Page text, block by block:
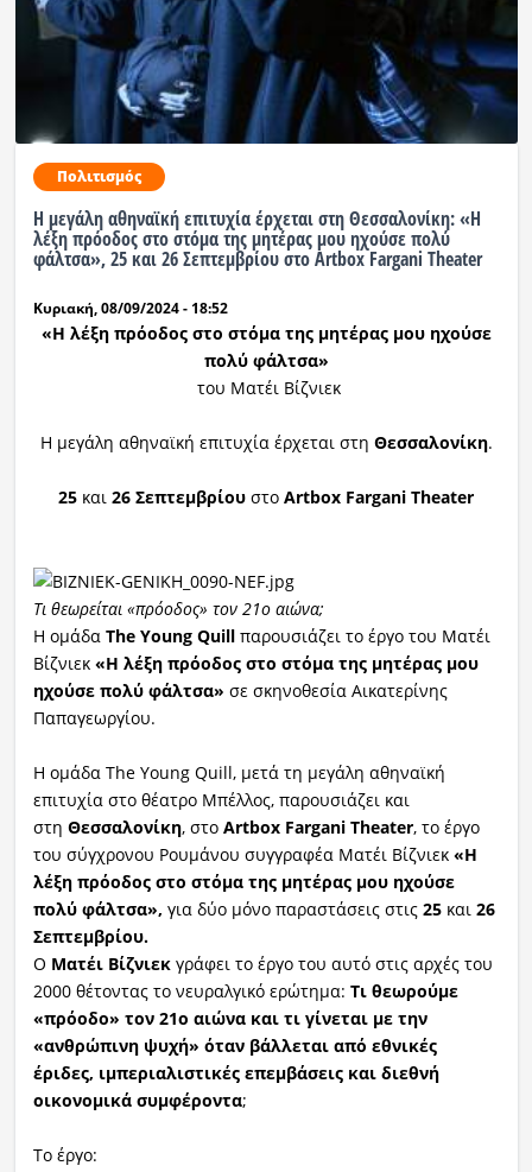
Πολιτισμός
Η μεγάλη αθηναϊκή επιτυχία έρχεται στη Θεσσαλονίκη: «Η
λέξη πρόοδος στο στόμα της μητέρας μου ηχούσε πολύ
φάλτσα», 25 και 26 Σεπτεμβρίου στο Artbox Fargani Theater
Κυριακή, 08/09/2024 - 18:52
«Η λέξη πρόοδος στο στόμα της μητέρας μου ηχούσε
πολύ φάλτσα»
του Ματέι Βίζνιεκ
Η μεγάλη αθηναϊκή επιτυχία έρχεται στη Θεσσαλονίκη.
25 και 26 Σεπτεμβρίου στο Artbox Fargani Theater
Τι θεωρείται «πρόοδος» τον 21ο αιώνα;
H ομάδα The Young Quillπαρουσιάζει το έργο του Ματέι
Βίζνιεκ «Η λέξη πρόοδος στο στόμα της μητέρας μου
ηχούσε πολύ φάλτσα» σε σκηνοθεσία Αικατερίνης
Παπαγεωργίου.
Η ομάδα The Young Quill, μετά τη μεγάλη αθηναϊκή
επιτυχία στο θέατρο Μπέλλος, παρουσιάζει και
στη Θεσσαλονίκη, στο Artbox Fargani Theater, το έργο
του σύγχρονου Ρουμάνου συγγραφέα Ματέι Βίζνιεκ«Η
λέξη πρόοδος στο στόμα της μητέρας μου ηχούσε
πολύ φάλτσα», για δύο μόνο παραστάσεις στις25 και 26
Σεπτεμβρίου.
Ο Ματέι Βίζνιεκ γράφει το έργο του αυτό στις αρχές του
2000 θέτοντας το νευραλγικό ερώτημα: Τι θεωρούμε
«πρόοδο» τον 21ο αιώνα και τι γίνεται με την
«ανθρώπινη ψυχή» όταν βάλλεται από εθνικές
έριδες, ιμπεριαλιστικές επεμβάσεις και διεθνή
οικονομικά συμφέροντα;
Το έργο: